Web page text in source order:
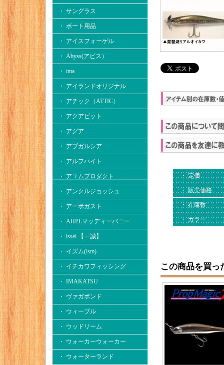
・ サングラス
・ ボート用品
・ アイスフォーゲル
・ Abyss(アビス）
・ ima
・ アイランドオリジナル
・ アチック（ATTIC）
・ アクアビット
・ アグア
・ アブガルシア
・ アルフハイト
・ アユムプロダクト
・ アンクルジョッシュ
・ アーボガスト
・ AHPLマッディーバニー
・ issei 【一誠】
・ イズム(ism)
・ イチカワフィッシング
・ IMAKATSU
・ ヴァガボンド
・ ウィーブル
・ ウッドリーム
・ ウォーカーウォーカー
・ ウォーターランド
・ 定価
・ 販売価格
・ 在庫数
・ カラー
この商品を買っ